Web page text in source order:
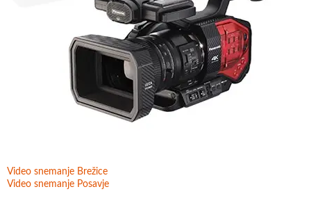
Video snemanje Brežice
Video snemanje Posavje